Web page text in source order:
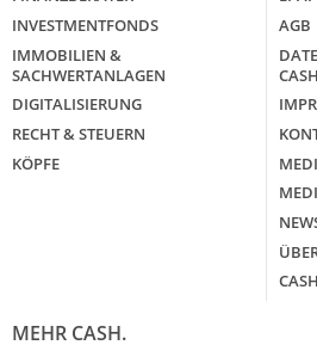
INVESTMENTFONDS
IMMOBILIEN &
SACHWERTANLAGEN
DIGITALISIERUNG
RECHT & STEUERN
KÖPFE
AGB
MEHR CASH.